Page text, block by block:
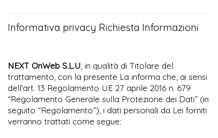
Informativa privacy Richiesta Informazioni
NEXT OnWeb S.L.U , in qualità di Titolare del
trattamento, con la presente La informa che, ai sensi
dell’art. 13 Regolamento UE 27 aprile 2016 n. 679
“Regolamento Generale sulla Protezione dei Dati” (in
seguito “Regolamento”), i dati personali da Lei forniti
verranno trattati come segue: